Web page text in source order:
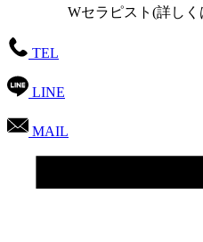
Wセラピスト(詳し
TEL
LINE
MAIL